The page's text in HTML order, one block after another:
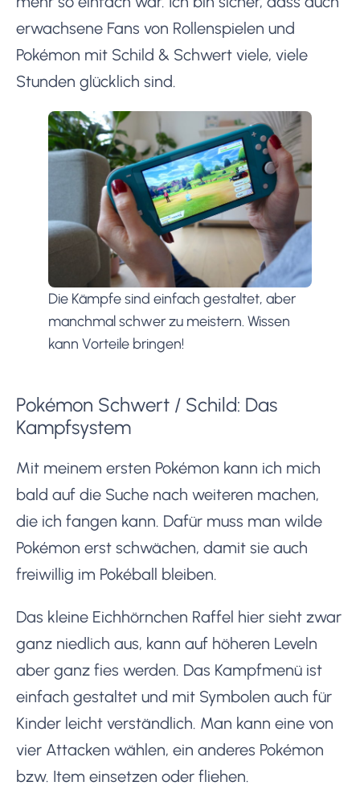
erwachsene Fans von Rollenspielen und
Pokémon mit Schild & Schwert viele, viele
Stunden glücklich sind.
Die Kämpfe sind einfach gestaltet, aber
manchmal schwer zu meistern. Wissen
kann Vorteile bringen!
Pokémon Schwert / Schild: Das
Kampfsystem
Mit meinem ersten Pokémon kann ich mich
bald auf die Suche nach weiteren machen,
die ich fangen kann. Dafür muss man wilde
Pokémon erst schwächen, damit sie auch
freiwillig im Pokéball bleiben.
Das kleine Eichhörnchen Raffel hier sieht zwar
ganz niedlich aus, kann auf höheren Leveln
aber ganz fies werden. Das Kampfmenü ist
einfach gestaltet und mit Symbolen auch für
Kinder leicht verständlich. Man kann eine von
vier Attacken wählen, ein anderes Pokémon
bzw. Item einsetzen oder fliehen.